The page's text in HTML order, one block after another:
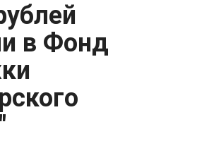
в Фонд